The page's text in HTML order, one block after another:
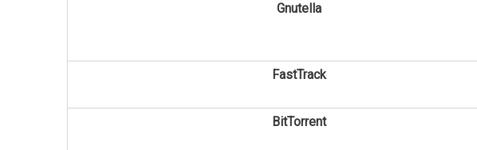
Gnutella
FastTrack
BitTorrent